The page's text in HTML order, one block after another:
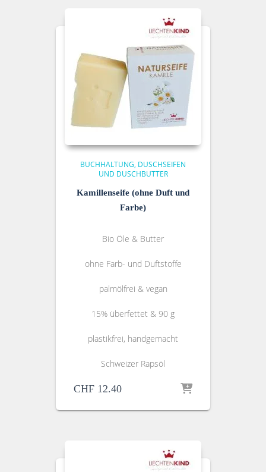
BUCHHALTUNG DUSCHSEIFEN
UND DUSCHBUTTER
Kamillenseife (ohne Duft und
Farbe)
Bio Öle & Butter
ohne Farb- und Duftstoffe
palmölfrei & vegan
15% überfettet & 90 g
plastikfrei, handgemacht
Schweizer Rapsöl
CHF 12.40